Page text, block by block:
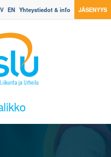
EN Yhteystiedot & info JÄSENYYS